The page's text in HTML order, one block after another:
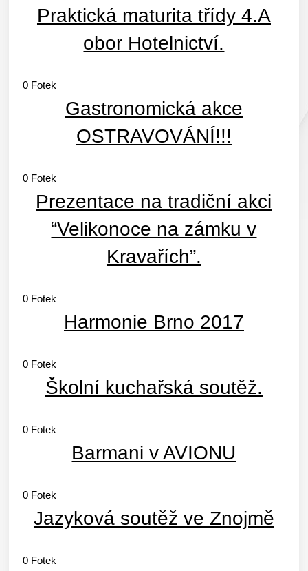
Praktická maturita třídy 4.A
obor Hotelnictví.
0 Fotek
Gastronomická akce
OSTRAVOVÁNÍ!!!
0 Fotek
Prezentace na tradiční akci
“Velikonoce na zámku v
Kravařích”.
0 Fotek
Harmonie Brno 2017
0 Fotek
Školní kuchařská soutěž.
0 Fotek
Barmani v AVIONU
0 Fotek
Jazyková soutěž ve Znojmě
0 Fotek